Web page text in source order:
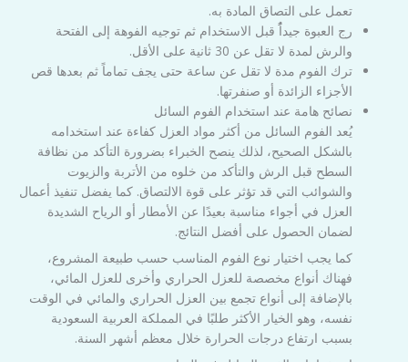
تعمل على التصاق المادة به.
رج العبوة جيداًُ قبل الاستخدام ثم توجيه الفوهة إلى الفتحة
والرش لمدة لا تقل عن 30 ثانية على الأقل.
ترك الفوم مدة لا تقل عن ساعة حتى يجف تماماً ثم بعدها قص
الأجزاء الزائدة أو صنفرتها.
نصائح هامة عند استخدام الفوم السائل
يُعد الفوم السائل من أكثر مواد العزل كفاءة عند استخدامه
بالشكل الصحيح، لذلك ينصح الخبراء بضرورة التأكد من نظافة
السطح قبل الرش والتأكد من خلوه من الأتربة والزيوت
والشوائب التي قد تؤثر على قوة الالتصاق. كما يفضل تنفيذ أعمال
العزل في أجواء مناسبة بعيدًا عن الأمطار أو الرياح الشديدة
لضمان الحصول على أفضل النتائج.
كما يجب اختيار نوع الفوم المناسب حسب طبيعة المشروع،
فهناك أنواع مخصصة للعزل الحراري وأخرى للعزل المائي،
بالإضافة إلى أنواع تجمع بين العزل الحراري والمائي في الوقت
نفسه، وهو الخيار الأكثر طلبًا في المملكة العربية السعودية
بسبب ارتفاع درجات الحرارة خلال معظم أشهر السنة.